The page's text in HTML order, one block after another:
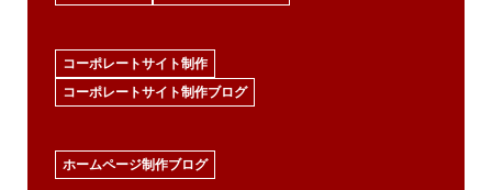
コーポレートサイト制作
コーポレートサイト制作ブログ
ホームページ制作ブログ